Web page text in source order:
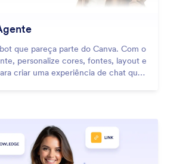
que pareça parte do Canva. Com o
personalize cores, fontes, layout e
criar uma experiência de chat que